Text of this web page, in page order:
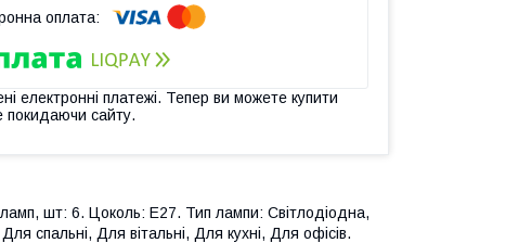
електронні платежі. Тепер ви можете купити
покидаючи сайту.
шт: 6. Цоколь: E27. Тип лампи: Світлодіодна,
спальні, Для вітальні, Для кухні, Для офісів.